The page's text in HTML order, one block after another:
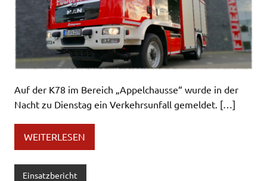
Auf der K78 im Bereich „Appelchausse“ wurde in der
Nacht zu Dienstag ein Verkehrsunfall gemeldet. […]
WEITERLESEN
Einsatzbericht